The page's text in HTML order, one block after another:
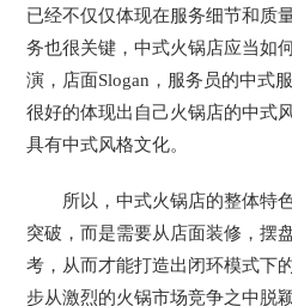
已经不仅仅体现在服务细节和质
务也很关键，中式火锅店应当如
演，店面Slogan，服务员的中式
很好的体现出自己火锅店的中式
具有中式风格文化。
所以，中式火锅店的整体特
突破，而是需要从店面装修，摆
考，从而才能打造出闭环模式下
步从激烈的火锅市场竞争之中脱